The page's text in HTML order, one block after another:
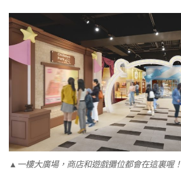
▲一樓大廣場，商店和遊戲攤位都會在這裏喔！